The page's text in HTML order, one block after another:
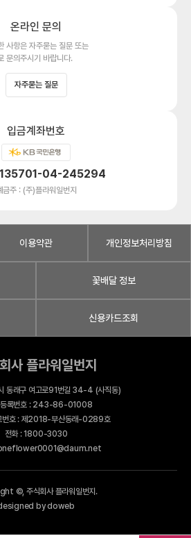
온라인 문의
사항은 자주묻는 질문 또는
문의주시기 바랍니다.
자주묻는 질문
입금계좌번호
135701-04-245294
금주 : (주)플라워일번지
이용약관 개인정보처리방침
꽃배달 정보
신용카드조회
사 플라워일번지
동래구 여고로91번길 34-4 (사직동)
등록번호 : 243-86-01008
번호 : 제2018-부산동래-0289호
전화 : 1800-3030
©, 주식회사 플라워일번지.
by doweb